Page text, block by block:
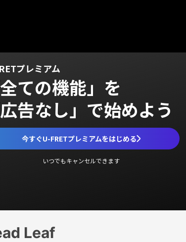
プレミアム
全ての機能」を
広告なし」で始めよう
今すぐU-FRETプレミアムをはじめる
いつでもキャンセルできます
Leaf